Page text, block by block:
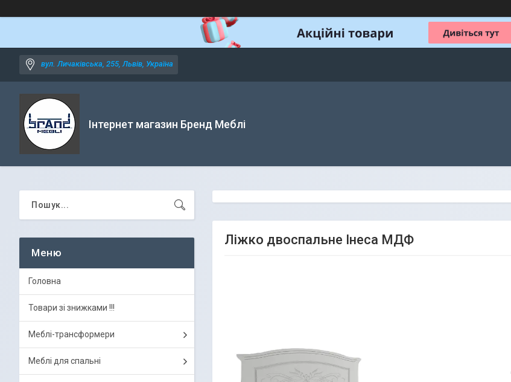
вул. Личаківська, 255, Львів, Україна
Інтернет магазин Бренд Меблі
Ліжко двоспальне Інеса МДФ
Головна
Товари зі знижками !!!
Меблі-трансформери
Меблі для спальні